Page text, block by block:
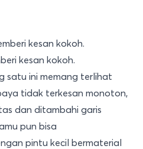
kesan kokoh.
satu ini memang terlihat
tidak terkesan monoton,
dan ditambahi garis
pun bisa
pintu kecil bermaterial